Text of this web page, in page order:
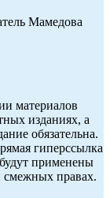
Мамедова
материалов
изданиях, а
обязательна.
гиперссылка
применены
смежных правах.